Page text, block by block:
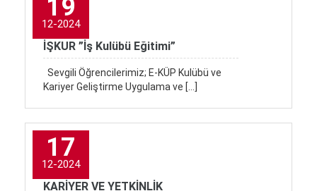
19
12-2024
İŞKUR ”İş Kulübü Eğitimi”
Sevgili Öğrencilerimiz; E-KÜP Kulübü ve
Kariyer Geliştirme Uygulama ve […]
17
12-2024
KARİYER VE YETKİNLİK